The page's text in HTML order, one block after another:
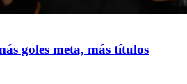
goles meta, más títulos